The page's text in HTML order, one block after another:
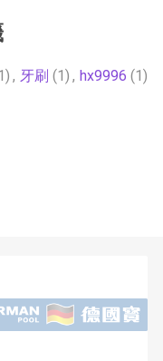
, 牙刷 (1) , hx9996 (1)